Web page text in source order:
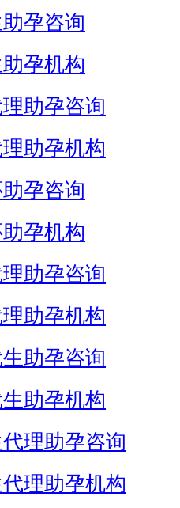
孕咨询
孕机构
助孕咨询
助孕机构
孕咨询
孕机构
助孕咨询
助孕机构
助孕咨询
助孕机构
理助孕咨询
理助孕机构